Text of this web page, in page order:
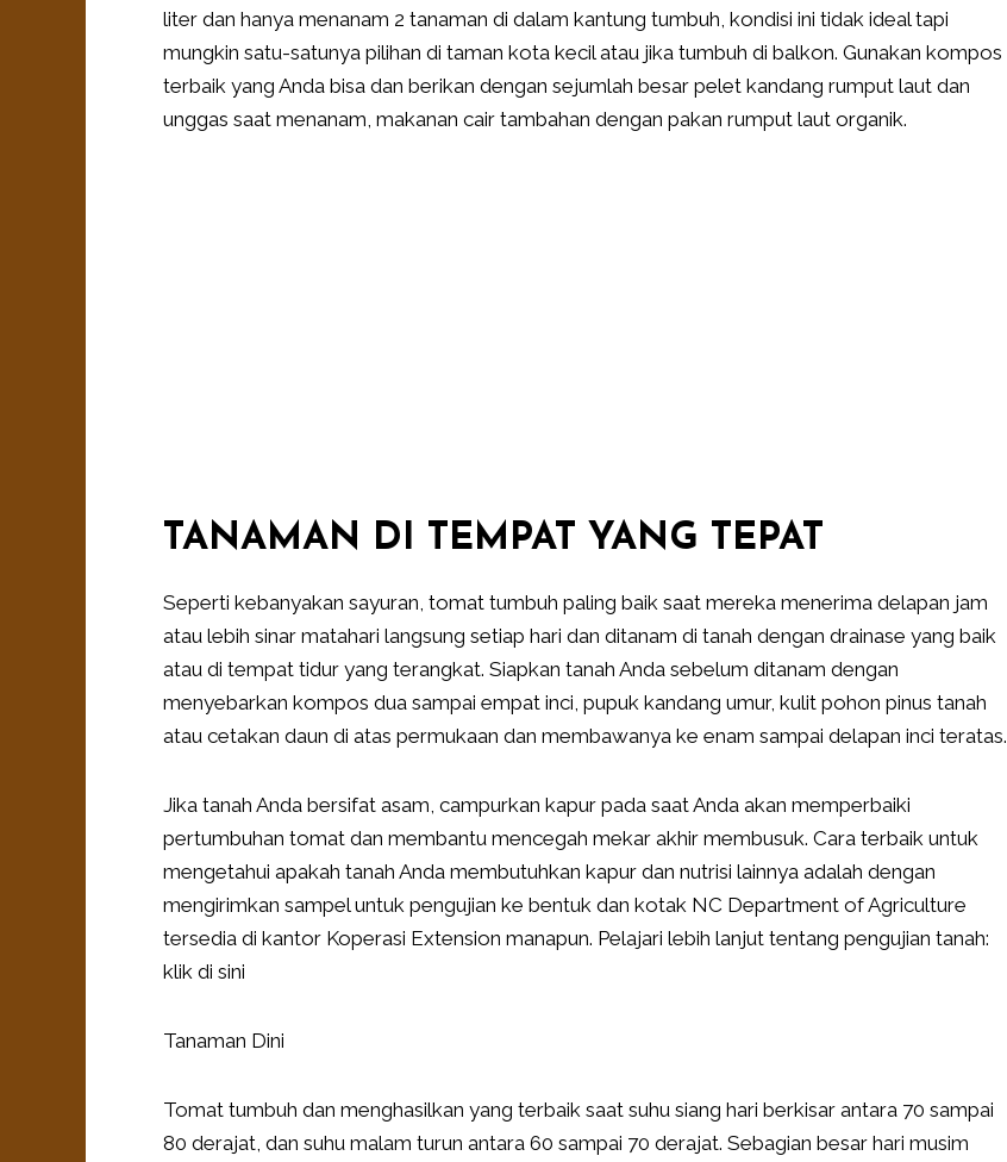
liter dan hanya menanam 2 tanaman di dalam kantung tumbuh, kondisi ini tidak ideal tapi
mungkin satu-satunya pilihan di taman kota kecil atau jika tumbuh di balkon. Gunakan kompos
terbaik yang Anda bisa dan berikan dengan sejumlah besar pelet kandang rumput laut dan
unggas saat menanam, makanan cair tambahan dengan pakan rumput laut organik.
TANAMAN DI TEMPAT YANG TEPAT
Seperti kebanyakan sayuran, tomat tumbuh paling baik saat mereka menerima delapan jam
atau lebih sinar matahari langsung setiap hari dan ditanam di tanah dengan drainase yang baik
atau di tempat tidur yang terangkat. Siapkan tanah Anda sebelum ditanam dengan
menyebarkan kompos dua sampai empat inci, pupuk kandang umur, kulit pohon pinus tanah
atau cetakan daun di atas permukaan dan membawanya ke enam sampai delapan inci teratas.
Jika tanah Anda bersifat asam, campurkan kapur pada saat Anda akan memperbaiki
pertumbuhan tomat dan membantu mencegah mekar akhir membusuk. Cara terbaik untuk
mengetahui apakah tanah Anda membutuhkan kapur dan nutrisi lainnya adalah dengan
mengirimkan sampel untuk pengujian ke bentuk dan kotak NC Department of Agriculture
tersedia di kantor Koperasi Extension manapun. Pelajari lebih lanjut tentang pengujian tanah:
klik di sini
Tanaman Dini
Tomat tumbuh dan menghasilkan yang terbaik saat suhu siang hari berkisar antara 70 sampai
80 derajat, dan suhu malam turun antara 60 sampai 70 derajat. Sebagian besar hari musim